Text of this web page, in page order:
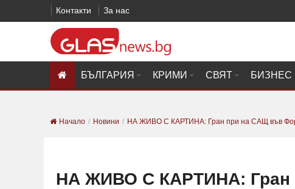
Контакти За нас
БЪЛГАРИЯ КРИМИ СВЯТ БИЗНЕС
Начало Новини НА ЖИВО С КАРТИНА: Гран при на САЩ във
НА ЖИВО С КАРТИНА: